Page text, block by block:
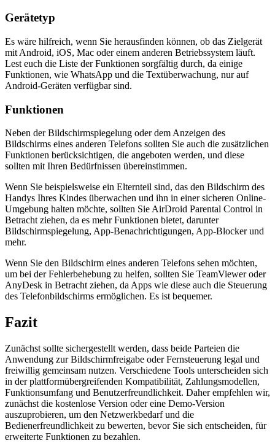
Gerätetyp
Es wäre hilfreich, wenn Sie herausfinden können, ob das Zielgerät
mit Android, iOS, Mac oder einem anderen Betriebssystem läuft.
Lest euch die Liste der Funktionen sorgfältig durch, da einige
Funktionen, wie WhatsApp und die Textüberwachung, nur auf
Android-Geräten verfügbar sind.
Funktionen
Neben der Bildschirmspiegelung oder dem Anzeigen des
Bildschirms eines anderen Telefons sollten Sie auch die zusätzlichen
Funktionen berücksichtigen, die angeboten werden, und diese
sollten mit Ihren Bedürfnissen übereinstimmen.
Wenn Sie beispielsweise ein Elternteil sind, das den Bildschirm des
Handys Ihres Kindes überwachen und ihn in einer sicheren Online-
Umgebung halten möchte, sollten Sie AirDroid Parental Control in
Betracht ziehen, da es mehr Funktionen bietet, darunter
Bildschirmspiegelung, App-Benachrichtigungen, App-Blocker und
mehr.
Wenn Sie den Bildschirm eines anderen Telefons sehen möchten,
um bei der Fehlerbehebung zu helfen, sollten Sie TeamViewer oder
AnyDesk in Betracht ziehen, da Apps wie diese auch die Steuerung
des Telefonbildschirms ermöglichen. Es ist bequemer.
Fazit
Zunächst sollte sichergestellt werden, dass beide Parteien die
Anwendung zur Bildschirmfreigabe oder Fernsteuerung legal und
freiwillig gemeinsam nutzen. Verschiedene Tools unterscheiden sich
in der plattformübergreifenden Kompatibilität, Zahlungsmodellen,
Funktionsumfang und Benutzerfreundlichkeit. Daher empfehlen wir,
zunächst die kostenlose Version oder eine Demo-Version
auszuprobieren, um den Netzwerkbedarf und die
Bedienerfreundlichkeit zu bewerten, bevor Sie sich entscheiden, für
erweiterte Funktionen zu bezahlen.